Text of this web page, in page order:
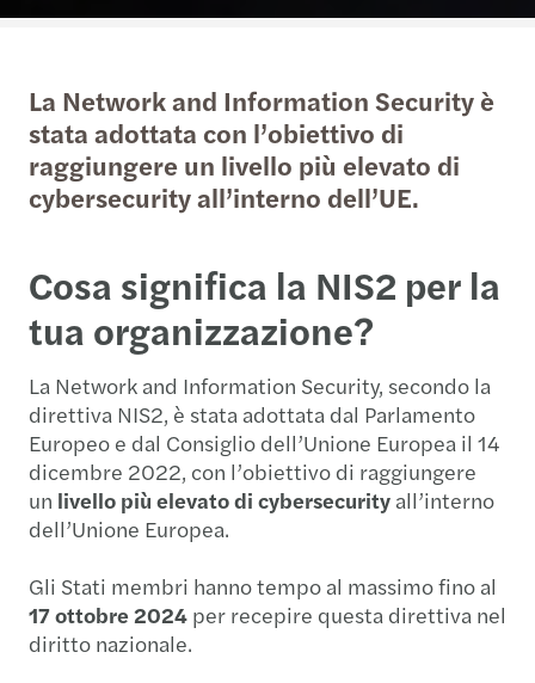
La Network and Information Security è
stata adottata con l’obiettivo di
raggiungere un livello più elevato di
cybersecurity all’interno dell’UE.
Cosa significa la NIS2 per la
tua organizzazione?
La Network and Information Security, secondo la
direttiva NIS2, è stata adottata dal Parlamento
Europeo e dal Consiglio dell’Unione Europea il 14
dicembre 2022, con l’obiettivo di raggiungere
un livello più elevato di cybersecurity all’interno
dell’Unione Europea.
Gli Stati membri hanno tempo al massimo fino al
17 ottobre 2024 per recepire questa direttiva nel
diritto nazionale.